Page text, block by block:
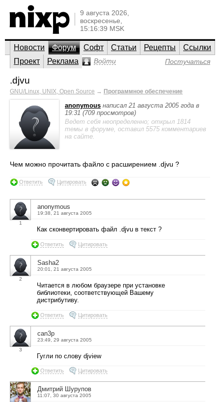
9 августа 2026,
воскресенье,
15:16:39 MSK
Новости Форум Софт Статьи Рецепты
Ссылки
Проект
Реклама Войти Постучаться
.djvu
GNU/Linux, UNIX, Open Source → Программное обеспечение
anonymous написал 21 августа 2005 года в
19:31 (709 просмотров)
Ведет себя неопределенно; открыл 1814
темы в форуме, оставил 5575 комментариев
на сайте.
Чем можно прочитать файло с расширением .djvu ?
Ответить Цитировать
1
anonymous
19:38, 21 августа 2005
Как сконвертировать файл .djvu в текст ?
Ответить Цитировать
2
Sasha2
20:01, 21 августа 2005
Читается в любом браузере при установке
библиотеки, соответствующей Вашему
дистрибутиву.
Ответить Цитировать
3
can3p
23:49, 29 августа 2005
Гугли по слову djview
Ответить Цитировать
Дмитрий Шурупов
11:07, 30 августа 2005